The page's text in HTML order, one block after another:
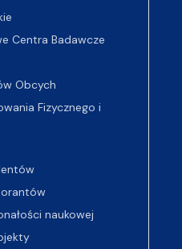
Centra Badawcze
Obcych
Fizycznego i
naukowej